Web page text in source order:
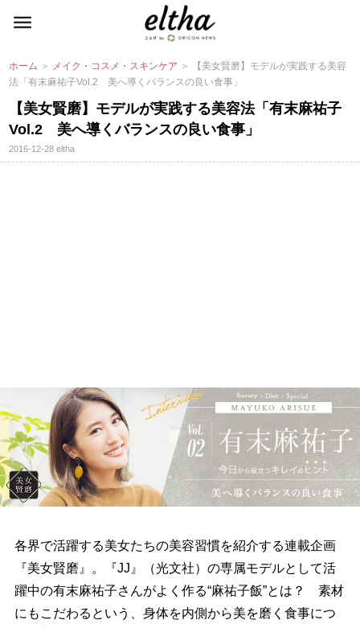
ホーム ＞ メイク・コスメ・スキンケア ＞ 【美女賢磨】モデルが実践する美容
法「有末麻祐子Vol.2 美へ導くバランスの良い食事」
【美女賢磨】モデルが実践する美容法「有末麻祐子
Vol.2 美へ導くバランスの良い食事」
2016-12-28eltha
各界で活躍する美女たちの美容習慣を紹介する連載企画
『美女賢磨』。『JJ』（光文社）の専属モデルとして活
躍中の有末麻祐子さんがよく作る“麻祐子飯”とは？ 素材
にもこだわるという、身体を内側から美を磨く食事につ